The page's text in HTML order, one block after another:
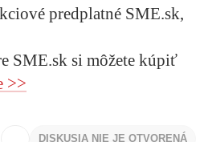
predplatné SME.sk,
SME.sk si môžete kúpiť
>>
DISKUSIA NIE JE OTVORENÁ